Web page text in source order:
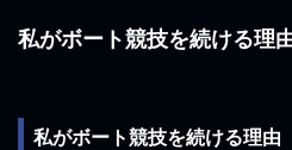
私がボート競技を続ける理
私がボート競技を続ける理由